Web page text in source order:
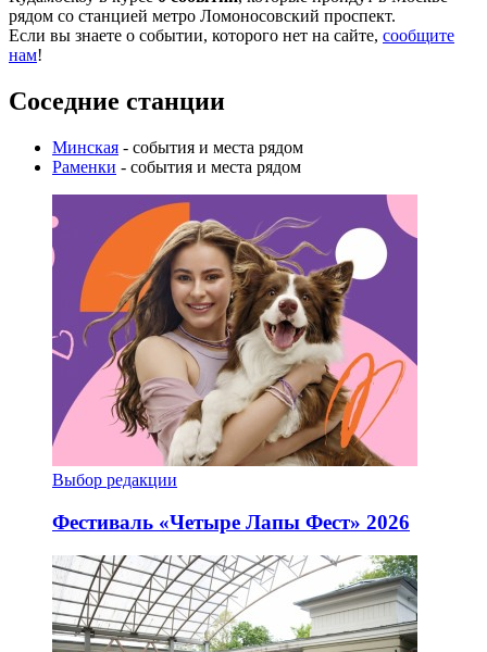
рядом со станцией метро Ломоносовский проспект.
Если вы знаете о событии, которого нет на сайте, сообщите
нам!
Соседние станции
Минская - события и места рядом
Раменки - события и места рядом
Выбор редакции
Фестиваль «Четыре Лапы Фест» 2026